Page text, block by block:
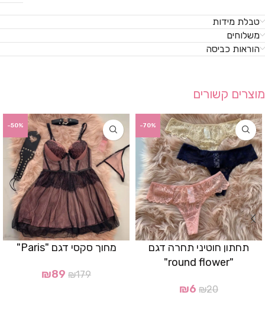
טבלת מידות
משלוחים
הוראות כביסה
מוצרים קשורים
-70%
תחתון חוטיני תחרה דגם
"round flower"
₪20
₪6
-50%
מחוך סקסי דגם "Paris"
₪179
₪89